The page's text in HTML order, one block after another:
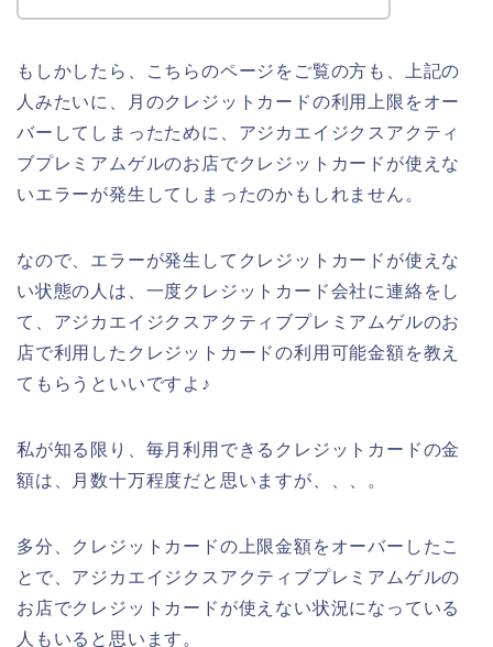
もしかしたら、こちらのページをご覧の方も、上記の
人みたいに、月のクレジットカードの利用上限をオー
バーしてしまったために、アジカエイジクスアクティ
ブプレミアムゲルのお店でクレジットカードが使えな
いエラーが発生してしまったのかもしれません。
なので、エラーが発生してクレジットカードが使えな
い状態の人は、一度クレジットカード会社に連絡をし
て、アジカエイジクスアクティブプレミアムゲルのお
店で利用したクレジットカードの利用可能金額を教え
てもらうといいですよ♪
私が知る限り、毎月利用できるクレジットカードの金
額は、月数十万程度だと思いますが、、、。
多分、クレジットカードの上限金額をオーバーしたこ
とで、アジカエイジクスアクティブプレミアムゲルの
お店でクレジットカードが使えない状況になっている
人もいると思います。